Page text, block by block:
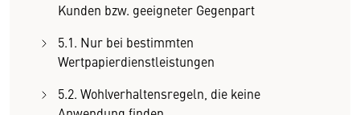
Kunden bzw. geeigneter Gegenpart
5.1. Nur bei bestimmten
Wertpapierdienstleistungen
5.2. Wohlverhaltensregeln, die keine